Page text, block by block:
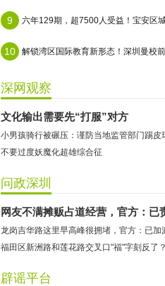
9
10
深网观察
文化输出需要先“打服”对方
小男孩骑行被碾压：谨防当地监管部门踢皮
不要过度妖魔化超雄综合征
问政深圳
龙岗吉华路这里早高峰很拥堵，官方：已加
福田区新洲路和莲花路交叉口"福"字刻反了
辟谣平台
哈尔特健身：商家拒不配合调解
龅牙兔儿童情商训练营：商家承